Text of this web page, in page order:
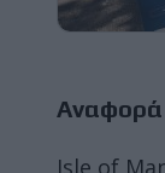
Isle of